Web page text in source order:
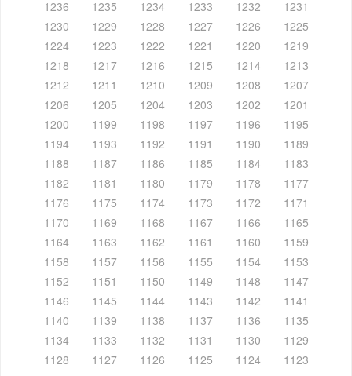
1236
1235 1234 1233 1232
1231
1230
1229 1228 1227 1226
1225
1224
1223 1222 1221 1220
1219
1218
1217 1216 1215 1214
1213
1212
1211 1210 1209 1208
1207
1206
1205 1204 1203 1202
1201
1200
1199 1198 1197 1196
1195
1194
1193 1192 1191 1190
1189
1188
1187 1186 1185 1184
1183
1182
1181 1180 1179 1178
1177
1176
1175 1174 1173 1172
1171
1170
1169 1168 1167 1166
1165
1164
1163 1162 1161 1160
1159
1158
1157 1156 1155 1154
1153
1152
1151 1150 1149 1148
1147
1146
1145 1144 1143 1142
1141
1140
1139 1138 1137 1136
1135
1134
1133 1132 1131 1130
1129
1128
1127 1126 1125 1124
1123